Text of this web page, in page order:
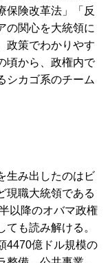
保険改革法」「反
の関心を大統領に
政策でわかりやす
頃から、政権内で
シカゴ系のチーム
生み出したのはビ
現職大統領である
以降のオバマ政権
も読み解ける。
4470億ドル規模の